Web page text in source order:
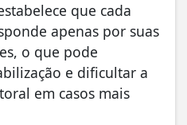
que cada
apenas por suas
o que pode
e dificultar a
em casos mais